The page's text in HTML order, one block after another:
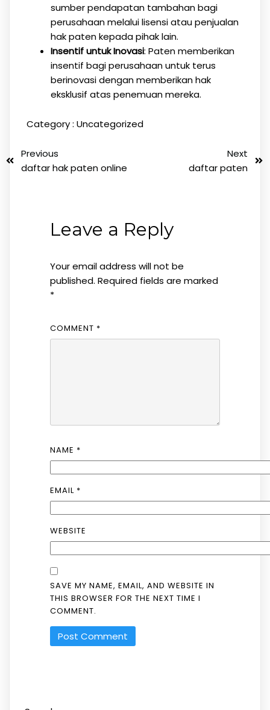
sumber pendapatan tambahan bagi
perusahaan melalui lisensi atau penjualan
hak paten kepada pihak lain.
Insentif untuk Inovasi: Paten memberikan
insentif bagi perusahaan untuk terus
berinovasi dengan memberikan hak
eksklusif atas penemuan mereka.
Category : Uncategorized
Previous
daftar hak paten online
Next
daftar paten
Leave a Reply
Your email address will not be
published. Required fields are marked
*
COMMENT *
NAME *
EMAIL *
WEBSITE
SAVE MY NAME, EMAIL, AND WEBSITE IN
THIS BROWSER FOR THE NEXT TIME I
COMMENT.